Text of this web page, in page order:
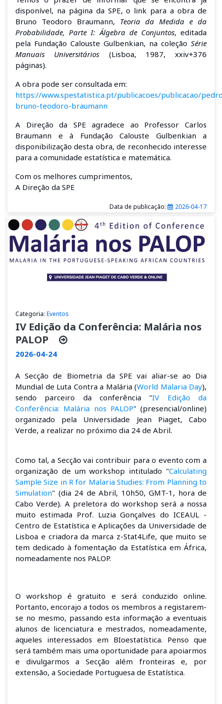
disponível, na página da SPE, o link para a obra de
Bruno Teodoro Braumann, Teoria da Medida e da
Probabilidade, Parte I: Álgebra de Conjuntos, editada
pela Fundação Calouste Gulbenkian, na coleção Série
Manuais Universitários (Lisboa, 1987, xxiv+376
páginas).
A obra pode ser consultada em:
https://www.spestatistica.pt/publicacoes/publicacao/
bruno-teodoro-braumann
A Direção da SPE agradece ao Professor Carlos
Braumann e à Fundação Calouste Gulbenkian a
disponibilização desta obra, de reconhecido interesse
para a comunidade estatística e matemática.
Com os melhores cumprimentos,
A Direção da SPE
Data de publicação: 2026-04-17
Categoria: Eventos
IV Edição da Conferência: Malária nos
PALOP
2026-04-24
A Secção de Biometria da SPE vai aliar-se ao Dia
Mundial de Luta Contra a Malária (World Malaria Day),
sendo parceiro da conferência "IV Edição da
Conferência: Malária nos PALOP" (presencial/online)
organizado pela Universidade Jean Piaget, Cabo
Verde, a realizar no próximo dia 24 de Abril.
Como tal, a Secção vai contribuir para o evento com a
organização de um workshop intitulado "Calculating
Sample Size in R for Malaria Studies: From Planning to
Simulation" (dia 24 de Abril, 10h50, GMT-1, hora de
Cabo Verde). A preletora do workshop será a nossa
muito estimada Prof. Luzia Gonçalves do ICEAUL -
Centro de Estatística e Aplicações da Universidade de
Lisboa e criadora da marca z-Stat4Life, que muito se
tem dedicado à fomentação da Estatística em África,
nomeadamente nos PALOP.
O workshop é gratuito e será conduzido online.
Portanto, encorajo a todos os membros a registarem-
se no mesmo, passando esta informação a eventuais
alunos de licenciatura e mestrados, nomeadamente,
aqueles interessados em BIoestatística. Penso que
será também mais uma oportunidade para apoiarmos
e divulgarmos a Secção além fronteiras e, por
extensão, a Sociedade Portuguesa de Estatística.